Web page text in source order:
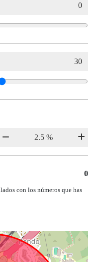
0
con los números que has